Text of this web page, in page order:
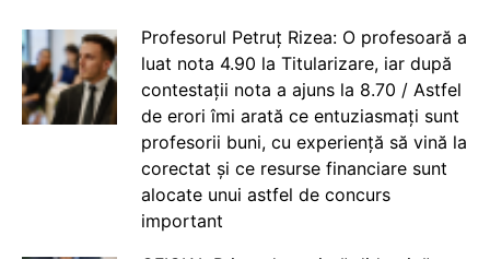
Profesorul Petruț Rizea: O profesoară a
luat nota 4.90 la Titularizare, iar după
contestații nota a ajuns la 8.70 / Astfel
de erori îmi arată ce entuziasmați sunt
profesorii buni, cu experiență să vină la
corectat și ce resurse financiare sunt
alocate unui astfel de concurs
important